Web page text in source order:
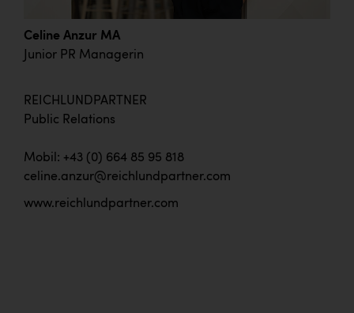
Celine Anzur MA
Junior PR Managerin
REICHLUNDPARTNER
Public Relations
Mobil: +43 (0) 664 85 95 818
celine.anzur@reichlundpartner.com
www.reichlundpartner.com